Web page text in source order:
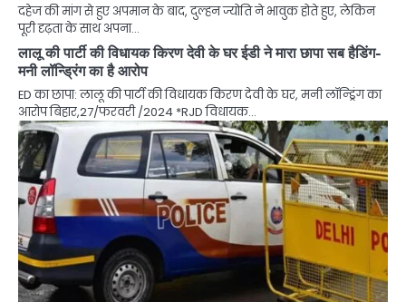
दहेज की मांग से हुए अपमान के बाद, दुल्हन ज्योति ने भावुक होते हुए, लेकिन
पूरी दृढ़ता के साथ अपना…
लालू की पार्टी की विधायक किरण देवी के घर ईडी ने मारा छापा सब हैडिंग-
मनी लॉन्ड्रिंग का है आरोप
ED का छापा: लालू की पार्टी की विधायक किरण देवी के घर, मनी लॉन्ड्रिंग का
आरोप बिहार,27/फरवरी /2024 *RJD विधायक…